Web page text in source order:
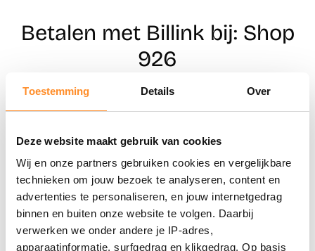
Toestemming Details Over
Deze website maakt gebruik van cookies
Wij en onze partners gebruiken cookies en vergelijkbare
technieken om jouw bezoek te analyseren, content en
advertenties te personaliseren, en jouw internetgedrag
binnen en buiten onze website te volgen. Daarbij
verwerken we onder andere je IP-adres,
apparaatinformatie, surfgedrag en klikgedrag. Op basis
Betalen met Billink bij: Shop
926
Naar winkels